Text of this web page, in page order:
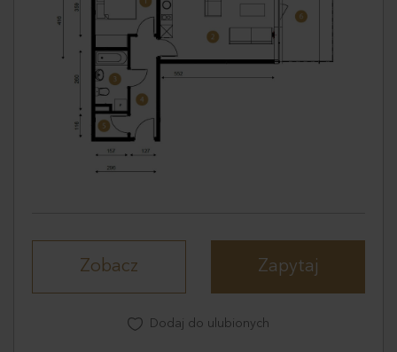
Zobacz Zapytaj
Dodaj do ulubionych